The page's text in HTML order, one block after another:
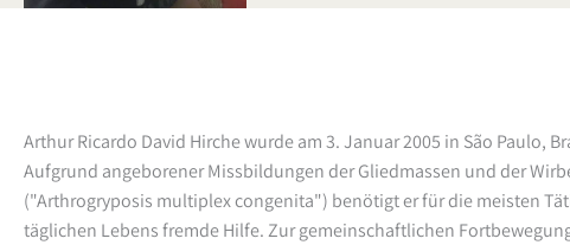
Arthur Ricardo David Hirche wurde am 3. Januar 2005 in São Paulo,
Aufgrund angeborener Missbildungen der Gliedmassen und der
("Arthrogryposis multiplex congenita") benötigt er für die meisten
täglichen Lebens fremde Hilfe. Zur gemeinschaftlichen